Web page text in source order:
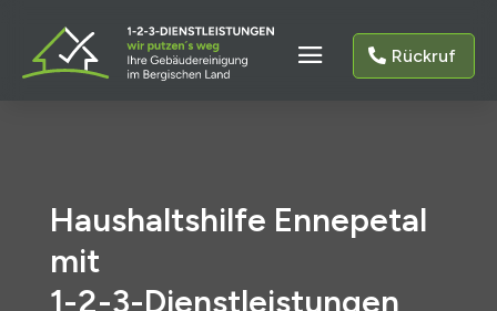
Rückruf
Haushaltshilfe Ennepetal
mit
1-2-3-Dienstleistungen